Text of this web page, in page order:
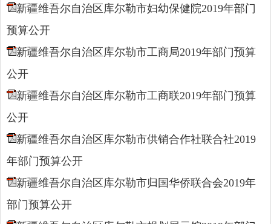
新疆维吾尔自治区库尔勒市妇幼保健院2019年部门
预算公开
新疆维吾尔自治区库尔勒市工商局2019年部门预算
公开
新疆维吾尔自治区库尔勒市工商联2019年部门预算
公开
新疆维吾尔自治区库尔勒市供销合作社联合社2019
年部门预算公开
新疆维吾尔自治区库尔勒市归国华侨联合会2019年
部门预算公开